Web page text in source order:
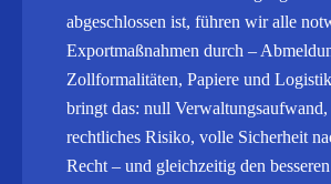
abgeschlossen ist, führen wir alle
Exportmaßnahmen durch –
Zollformalitäten, Papiere und
bringt das: null
rechtliches Risiko, volle Sicherheit
Recht – und gleichzeitig den